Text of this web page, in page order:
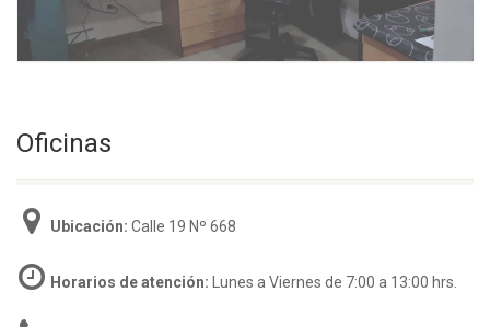
Oficinas
Ubicación: Calle 19 Nº 668
Horarios de atención: Lunes a Viernes de 7:00 a 13:00 hrs.